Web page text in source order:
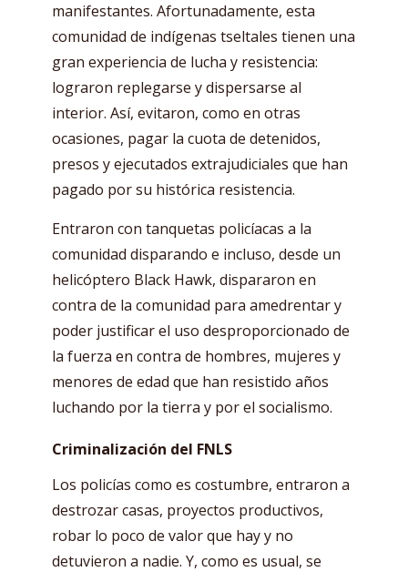
manifestantes. Afortunadamente, esta
comunidad de indígenas tseltales tienen una
gran experiencia de lucha y resistencia:
lograron replegarse y dispersarse al
interior. Así, evitaron, como en otras
ocasiones, pagar la cuota de detenidos,
presos y ejecutados extrajudiciales que han
pagado por su histórica resistencia.
Entraron con tanquetas policíacas a la
comunidad disparando e incluso, desde un
helicóptero Black Hawk, dispararon en
contra de la comunidad para amedrentar y
poder justificar el uso desproporcionado de
la fuerza en contra de hombres, mujeres y
menores de edad que han resistido años
luchando por la tierra y por el socialismo.
Criminalización del FNLS
Los policías como es costumbre, entraron a
destrozar casas, proyectos productivos,
robar lo poco de valor que hay y no
detuvieron a nadie. Y, como es usual, se